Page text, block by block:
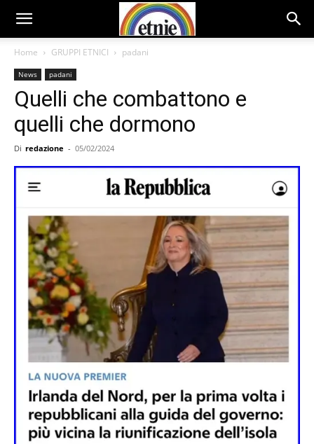
Home GRUPPI ETNICI padani
News padani
Quelli che combattono e
quelli che dormono
Di redazione - 05/02/2024